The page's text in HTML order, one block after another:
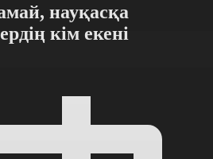
науқасқа
кім екені